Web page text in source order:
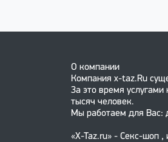
О компании
Компания x-taz.Ru
За это время
тысяч человек.
Мы работаем для Вас:
«X-Taz.ru» - Секс-шоп ,